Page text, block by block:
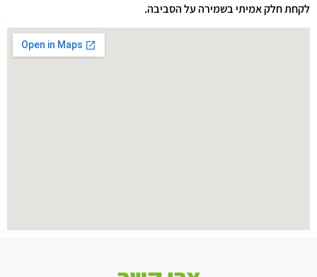
לקחת חלק אמיתי בשמירה על הסביבה.